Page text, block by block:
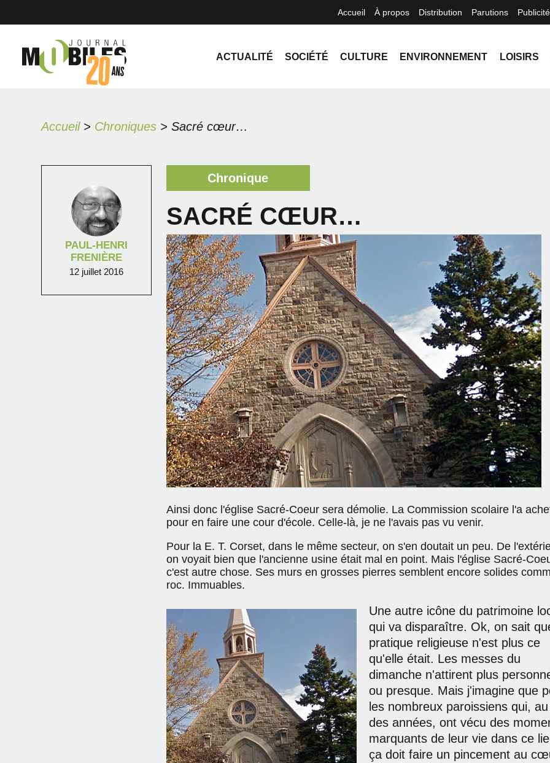
Accueil À propos Distribution Parutions Publicité
ACTUALITÉ SOCIÉTÉ CULTURE ENVIRONNEMENT LOISIRS
Accueil> Chroniques >Sacré cœur…
PAUL-HENRI
FRENIÈRE
12 juillet 2016
Chronique
SACRÉ CŒUR…
Ainsi donc l'église Sacré-Coeur sera démolie. La Commission scolaire l'a
pour en faire une cour d'école. Celle-là, je ne l'avais pas vu venir.
Pour la E. T. Corset, dans le même secteur, on s'en doutait un peu. De
on voyait bien que l'ancienne usine était mal en point. Mais l'église Sacré-
c'est autre chose. Ses murs en grosses pierres semblent encore solides
roc. Immuables.
Une autre icône du patrimoine
qui va disparaître. Ok, on sait
pratique religieuse n'est plus ce
qu'elle était. Les messes du
dimanche n'attirent plus
ou presque. Mais j'imagine que
les nombreux paroissiens qui, au
des années, ont vécu des
marquants de leur vie dans ce
ça doit faire un pincement au